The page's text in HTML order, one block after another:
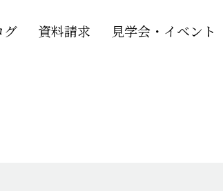
グ 資料請求 見学会・イベント